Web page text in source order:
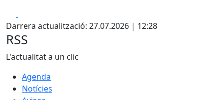
Darrera actualització: 27.07.2026 | 12:28
RSS
L'actualitat a un clic
Agenda
Notícies